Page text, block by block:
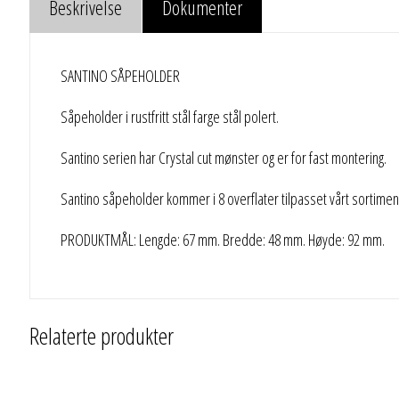
Beskrivelse Dokumenter
SANTINO SÅPEHOLDER
Såpeholder i rustfritt stål farge stål polert.
Santino serien har Crystal cut mønster og er for fast montering.
Santino såpeholder kommer i 8 overflater tilpasset vårt
PRODUKTMÅL: Lengde: 67 mm. Bredde: 48 mm. Høyde: 92 mm.
Relaterte produkter